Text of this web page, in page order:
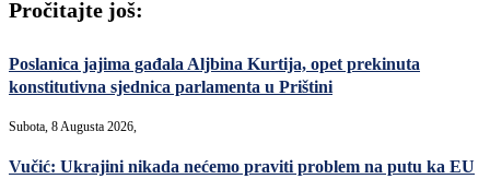
Pročitajte još:
Poslanica jajima gađala Aljbina Kurtija, opet prekinuta
konstitutivna sjednica parlamenta u Prištini
Subota, 8 Augusta 2026,
Vučić: Ukrajini nikada nećemo praviti problem na putu ka EU